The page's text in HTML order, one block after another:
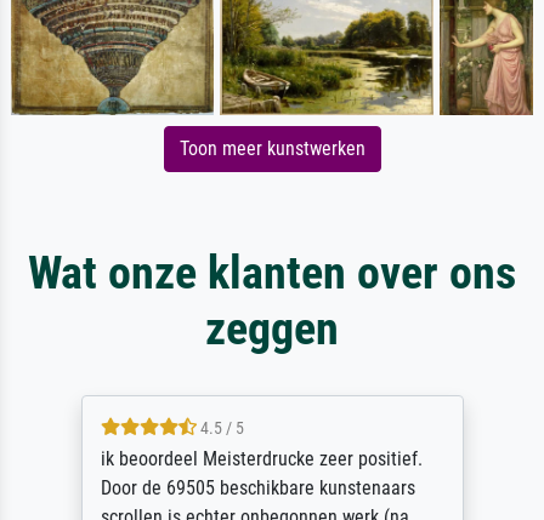
Toon meer kunstwerken
Wat onze klanten over ons
zeggen
4.5 / 5
ik beoordeel Meisterdrucke zeer positief.
Door de 69505 beschikbare kunstenaars